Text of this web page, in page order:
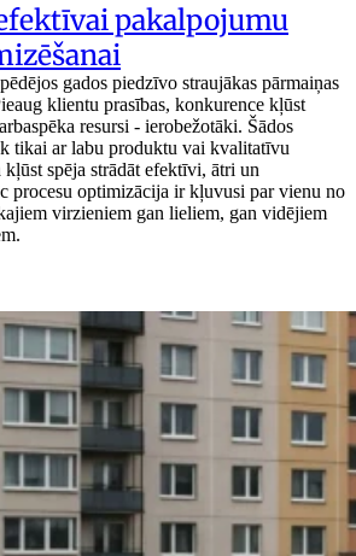
pakalpojumu
gados piedzīvo straujākas pārmaiņas
klientu prasības, konkurence kļūst
resursi - ierobežotāki. Šādos
tikai ar labu produktu vai kvalitatīvu
spēja strādāt efektīvi, ātri un
procesu optimizācija ir kļuvusi par vienu no
virzieniem gan lieliem, gan vidējiem